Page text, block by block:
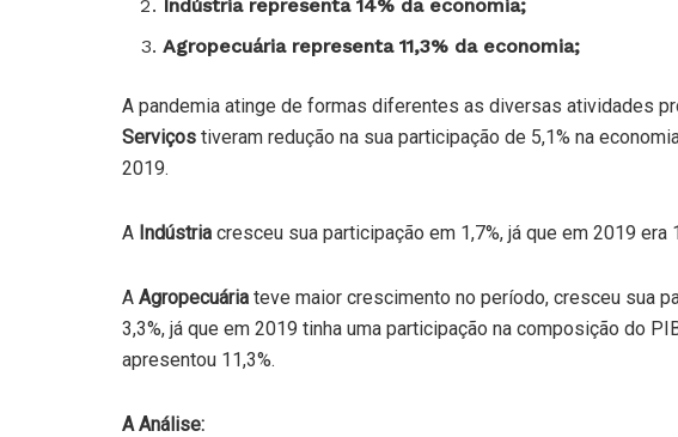
Indústria representa 14% da economia;
Agropecuária representa 11,3% da economia;
A pandemia atinge de formas diferentes as diversas atividades
Serviços tiveram redução na sua participação de 5,1% na
2019.
A Indústria cresceu sua participação em 1,7%, já que em 2019 era
A Agropecuária teve maior crescimento no período, cresceu sua
3,3%, já que em 2019 tinha uma participação na composição do
apresentou 11,3%.
A Análise: